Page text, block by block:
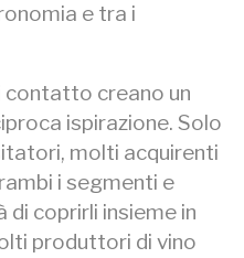
e tra i
contatto creano un
ispirazione. Solo
molti acquirenti
i segmenti e
di coprirli insieme in
produttori di vino